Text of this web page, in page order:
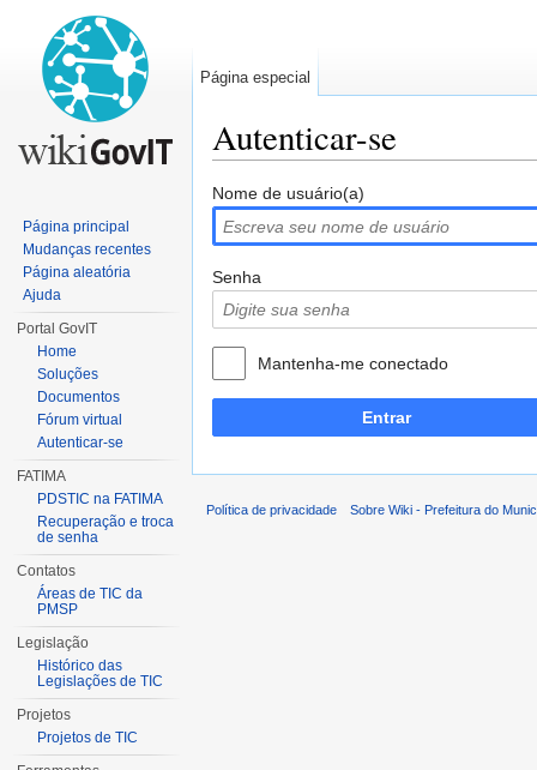
Autenticar-se
Nome de usuário(a)
Senha
Mantenha-me conectado
Entrar
Página especial
Página principal
Mudanças recentes
Página aleatória
Ajuda
Portal GovIT
Home
Soluções
Documentos
Fórum virtual
Autenticar-se
FATIMA
PDSTIC na FATIMA
Recuperação e troca
de senha
Contatos
Áreas de TIC da
PMSP
Legislação
Histórico das
Legislações de TIC
Projetos
Projetos de TIC
Política de privacidade Sobre Wiki - Prefeitura do